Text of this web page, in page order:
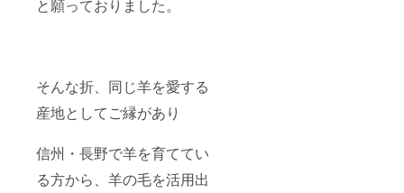
と願っておりました。
そんな折、同じ羊を愛する
産地としてご縁があり
信州・長野で羊を育ててい
る方から、羊の毛を活用出